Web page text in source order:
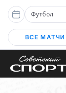
Футбол
ВСЕ МАТЧИ